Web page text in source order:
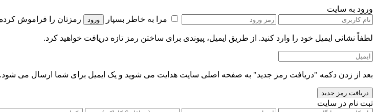
ورود به سایت
مرا به خاطر بسپار
رمزتان را فراموش
لطفاً نشانی ایمیل خود را‌ وارد کنید. از طریق ایمیل، پیوندی برای ساختن رمز تازه دریافت خواهید کرد.
بعد از زدن دکمه "دریافت رمز جدید" به صفحه اصلی سایت هدایت می شوید و یک ایمیل برای شما ارسال می شود.
ثبت نام در سایت